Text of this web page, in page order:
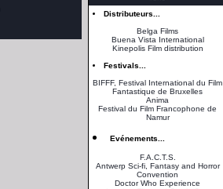
Distributeurs...
Belga Films
Buena Vista International
Kinepolis Film distribution
Festivals...
BIFFF, Festival International du Film
Fantastique de Bruxelles
Anima
Festival du Film Francophone de
Namur
Evénements...
F.A.C.T.S.
Antwerp Sci-fi, Fantasy and Horror
Convention
Doctor Who Experience